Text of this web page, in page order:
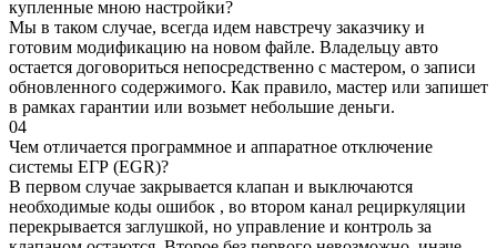
купленные мною настройки?
Мы в таком случае, всегда идем навстречу заказчику и
готовим модификацию на новом файле. Владельцу авто
остается договориться непосредственно с мастером, о записи
обновленного содержимого. Как правило, мастер или запишет
в рамках гарантии или возьмет небольшие деньги.
04
Чем отличается программное и аппаратное отключение
системы ЕГР (EGR)?
В первом случае закрывается клапан и выключаются
необходимые коды ошибок , во втором канал рециркуляции
перекрывается заглушкой, но управление и контроль за